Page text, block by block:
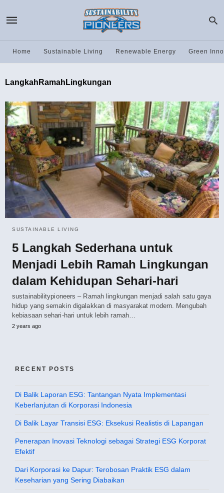
Home Sustainable Living Renewable Energy Green
LangkahRamahLingkungan
SUSTAINABLE LIVING
5 Langkah Sederhana untuk
Menjadi Lebih Ramah Lingkungan
dalam Kehidupan Sehari-hari
sustainabilitypioneers – Ramah lingkungan menjadi salah satu gaya
hidup yang semakin digalakkan di masyarakat modern. Mengubah
kebiasaan sehari-hari untuk lebih ramah…
2 years ago
RECENT POSTS
Di Balik Laporan ESG: Tantangan Nyata Implementasi
Keberlanjutan di Korporasi Indonesia
Di Balik Layar Transisi ESG: Eksekusi Realistis di Lapangan
Penerapan Inovasi Teknologi sebagai Strategi ESG Korporat
Efektif
Dari Korporasi ke Dapur: Terobosan Praktik ESG dalam
Keseharian yang Sering Diabaikan